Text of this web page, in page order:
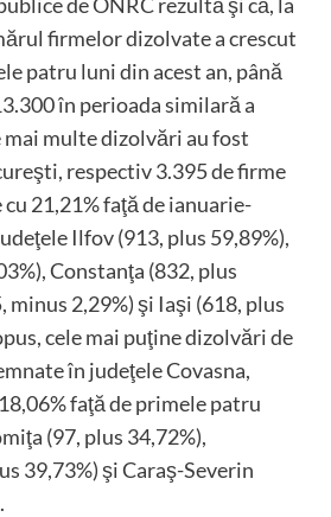
firmelor dizolvate a crescut
patru luni din acest an, până
în perioada similară a
multe dizolvări au fost
respectiv 3.395 de firme
21,21% faţă de ianuarie-
Ilfov (913, plus 59,89%),
Constanţa (832, plus
minus 2,29%) şi Iaşi (618, plus
cele mai puţine dizolvări de
în judeţele Covasna,
faţă de primele patru
(97, plus 34,72%),
39,73%) şi Caraş-Severin